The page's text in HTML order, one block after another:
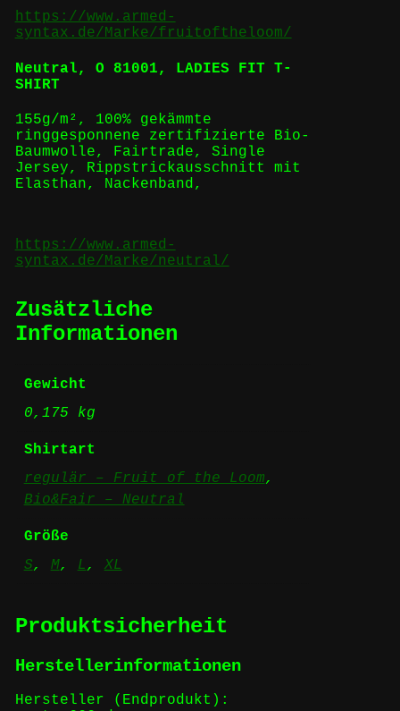
https://www.armed-
syntax.de/Marke/fruitoftheloom/
Neutral, O 81001, LADIES FIT T-
SHIRT
155g/m², 100% gekämmte
ringgesponnene zertifizierte Bio-
Baumwolle, Fairtrade, Single
Jersey, Rippstrickausschnitt mit
Elasthan, Nackenband,
https://www.armed-
syntax.de/Marke/neutral/
Zusätzliche
Informationen
Gewicht
0,175 kg
Shirtart
regulär – Fruit of the Loom,
Bio&Fair – Neutral
Größe
S, M, L, XL
Produktsicherheit
Herstellerinformationen
Hersteller (Endprodukt):